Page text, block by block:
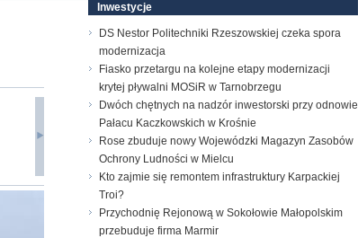
Inwestycje
DS Nestor Politechniki Rzeszowskiej czeka spora
modernizacja
Fiasko przetargu na kolejne etapy modernizacji
krytej pływalni MOSiR w Tarnobrzegu
Dwóch chętnych na nadzór inwestorski przy odnowie
Pałacu Kaczkowskich w Krośnie
Rose zbuduje nowy Wojewódzki Magazyn Zasobów
Ochrony Ludności w Mielcu
Kto zajmie się remontem infrastruktury Karpackiej
Troi?
Przychodnię Rejonową w Sokołowie Małopolskim
przebuduje firma Marmir